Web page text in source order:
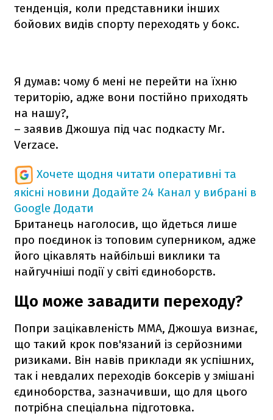
тенденція, коли представники інших
бойових видів спорту переходять у бокс.
Я думав: чому б мені не перейти на їхню
територію, адже вони постійно приходять
на нашу?,
– заявив Джошуа під час подкасту Mr.
Verzace.
Хочете щодня читати оперативні та
якісні новини Додайте 24 Канал у вибрані в
Google Додати
Британець наголосив, що йдеться лише
про поєдинок із топовим суперником, адже
його цікавлять найбільші виклики та
найгучніші події у світі єдиноборств.
Що може завадити переходу?
Попри зацікавленість MMA, Джошуа визнає,
що такий крок пов'язаний із серйозними
ризиками. Він навів приклади як успішних,
так і невдалих переходів боксерів у змішані
єдиноборства, зазначивши, що для цього
потрібна спеціальна підготовка.